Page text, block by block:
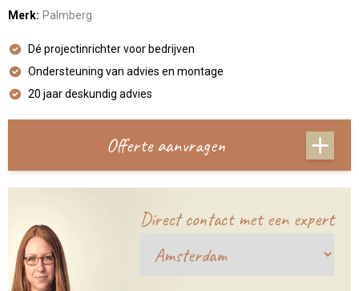
Merk: Palmberg
Dé projectinrichter voor bedrijven
Ondersteuning van advies en montage
20 jaar deskundig advies
Offerte aanvragen
Direct contact met een expert